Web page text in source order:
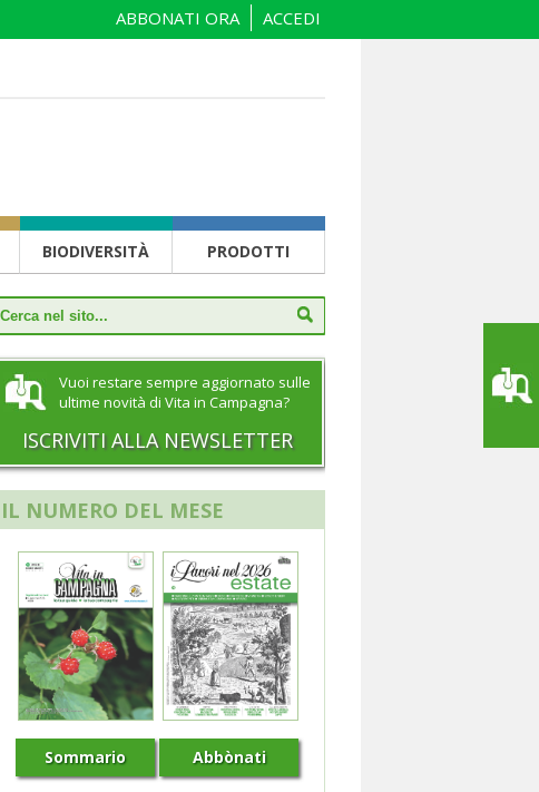
ACCEDI
ABBONATI ORA
BIODIVERSITÀ PRODOTTI
Vuoi restare sempre aggiornato sulle
ultime novità di Vita in Campagna?
ISCRIVITI ALLA NEWSLETTER
IL NUMERO DEL MESE
Sommario Abbònati